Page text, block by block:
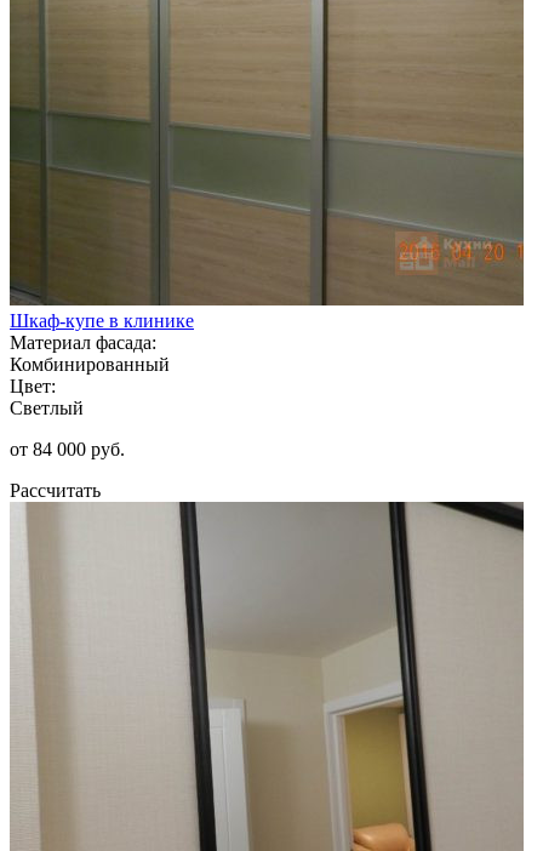
Шкаф-купе в клинике
Материал фасада:
Комбинированный
Цвет:
Светлый
от 84 000 руб.
Рассчитать